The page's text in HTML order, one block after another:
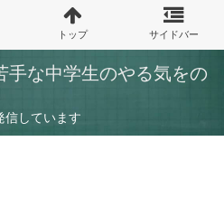
な中学生のやる気をの
信しています